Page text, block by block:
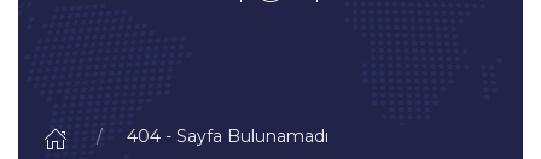
404 - Sayfa Bulunamadı